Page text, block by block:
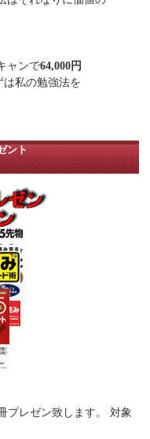
ャンで64,000円
は私の勉強法を
ント
プレゼン致します。 対象